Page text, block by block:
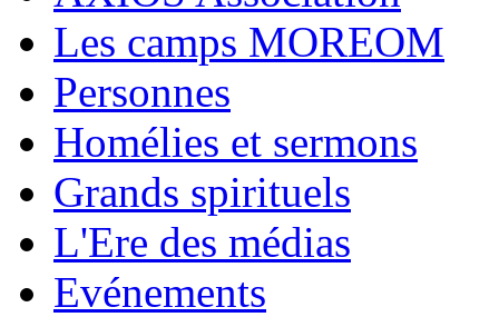
Les camps MOREOM
Personnes
Homélies et sermons
Grands spirituels
L'Ere des médias
Evénements